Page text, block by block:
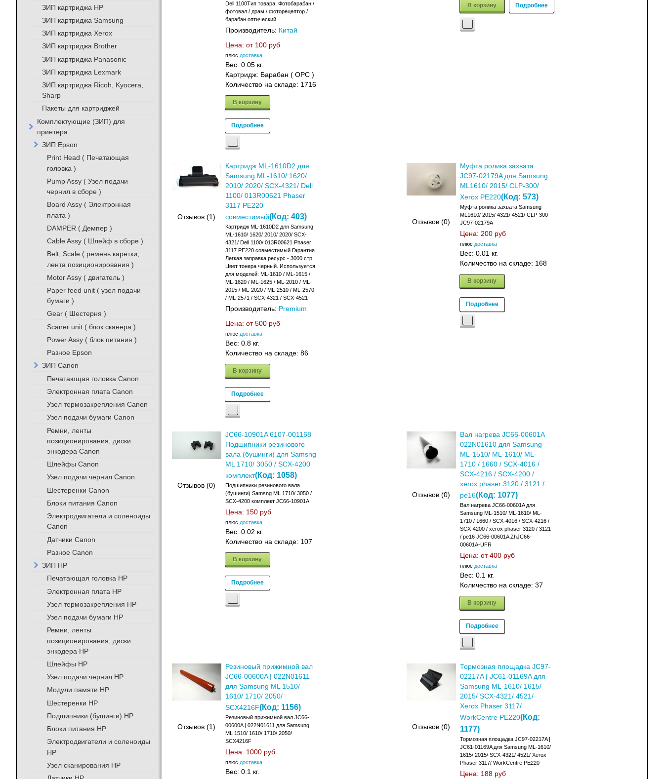
Dell 1100Тип товара: Фотобарабан /
фотовал / драм / фоторецептор /
барабан оптический
Производитель: Китай
Цена: от 100 руб
плюс доставка
Вес: 0.05 кг.
Картридж: Барабан ( OPC )
Количество на складе: 1716
В корзину
Подробнее
В корзину Подробнее
Отзывов (1)
Картридж ML-1610D2 для
Samsung ML-1610/ 1620/
2010/ 2020/ SCX-4321/ Dell
1100/ 013R00621 Phaser
3117 PE220
совместимый(Код: 403)
Картридж ML-1610D2 для Samsung
ML-1610/ 1620/ 2010/ 2020/ SCX-
4321/ Dell 1100/ 013R00621 Phaser
3117 PE220 совместимый Гарантия.
Легкая заправка ресурс - 3000 стр.
Цвет тонера черный. Используется
для моделей: ML-1610 / ML-1615 /
ML-1620 / ML-1625 / ML-2010 / ML-
2015 / ML-2020 / ML-2510 / ML-2570
/ ML-2571 / SCX-4321 / SCX-4521
Производитель: Premium
Цена: от 500 руб
плюс доставка
Вес: 0.8 кг.
Количество на складе: 86
В корзину
Подробнее
Отзывов (0)
Муфта ролика захвата
JC97-02179A для Samsung
ML1610/ 2015/ CLP-300/
Xerox PE220(Код: 573)
Муфта ролика захвата Samsung
ML1610/ 2015/ 4321/ 4521/ CLP-300
JC97-02179A
Цена: 200 руб
плюс доставка
Вес: 0.01 кг.
Количество на складе: 168
В корзину
Подробнее
Отзывов (0)
JC66-10901A 6107-001168
Подшипники резинового
вала (бушинги) для Samsng
ML 1710/ 3050 / SCX-4200
комплект(Код: 1058)
Подшипники резинового вала
(бушинги) Samsng ML 1710/ 3050 /
SCX-4200 комплект JC66-10901A
Цена: 150 руб
плюс доставка
Вес: 0.02 кг.
Количество на складе: 107
В корзину
Подробнее
Отзывов (0)
Вал нагрева JC66-00601A
022N01610 для Samsung
ML-1510/ ML-1610/ ML-
1710 / 1660 / SCX-4016 /
SCX-4216 / SCX-4200 /
xerox phaser 3120 / 3121 /
pe16(Код: 1077)
Вал нагрева JC66-00601A для
Samsung ML-1510/ ML-1610/ ML-
1710 / 1660 / SCX-4016 / SCX-4216 /
SCX-4200 / xerox phaser 3120 / 3121
/ pe16 JC66-00601A ZhJC66-
00601A-UFR
Цена: от 400 руб
плюс доставка
Вес: 0.1 кг.
Количество на складе: 37
В корзину
Подробнее
Отзывов (1)
Резиновый прижимной вал
JC66-00600A | 022N01611
для Samsung ML 1510/
1610/ 1710/ 2050/
SCX4216F(Код: 1156)
Резиновый прижимной вал JC66-
00600A | 022N01611 для Samsung
ML 1510/ 1610/ 1710/ 2050/
SCX4216F
Цена: 1000 руб
плюс доставка
Вес: 0.1 кг.
Отзывов (0)
Тормозная площадка JC97-
02217A | JC61-01169A для
Samsung ML-1610/ 1615/
2015/ SCX-4321/ 4521/
Xerox Phaser 3117/
WorkCentre PE220(Код:
1177)
Тормозная площадка JC97-02217A |
JC61-01169A для Samsung ML-1610/
1615/ 2015/ SCX-4321/ 4521/ Xerox
Phaser 3117/ WorkCentre PE220
Цена: 188 руб
ЗИП картриджа HP
ЗИП картриджа Samsung
ЗИП картриджа Xerox
ЗИП картриджа Brother
ЗИП картриджа Panasonic
ЗИП картриджа Lexmark
ЗИП картриджа Ricoh, Kyocera,
Sharp
Пакеты для картриджей
Комплектующие (ЗИП) для
принтера
ЗИП Epson
Print Head ( Печатающая
головка )
Pump Assy ( Узел подачи
чернил в сборе )
Board Assy ( Электронная
плата )
DAMPER ( Демпер )
Cable Assy ( Шлейф в сборе )
Belt, Scale ( ремень каретки,
лента позиционирования )
Motor Assy ( двигатель )
Paper feed unit ( узел подачи
бумаги )
Gear ( Шестерня )
Scaner unit ( блок сканера )
Power Assy ( блок питания )
Разное Epson
ЗИП Canon
Печатающая головка Canon
Электронная плата Canon
Узел термозакрепления Canon
Узел подачи бумаги Canon
Ремни, ленты
позиционирования, диски
энкодера Canon
Шлейфы Canon
Узел подачи чернил Canon
Шестеренки Canon
Блоки питания Canon
Электродвигатели и соленоиды
Canon
Датчики Canon
Разное Canon
ЗИП HP
Печатающая головка HP
Электронная плата HP
Узел термозакрепления HP
Узел подачи бумаги HP
Ремни, ленты
позиционирования, диски
энкодера HP
Шлейфы HP
Узел подачи чернил HP
Модули памяти HP
Шестеренки HP
Подшипники (бушинги) HP
Блоки питания HP
Электродвигатели и соленоиды
HP
Узел сканирования HP